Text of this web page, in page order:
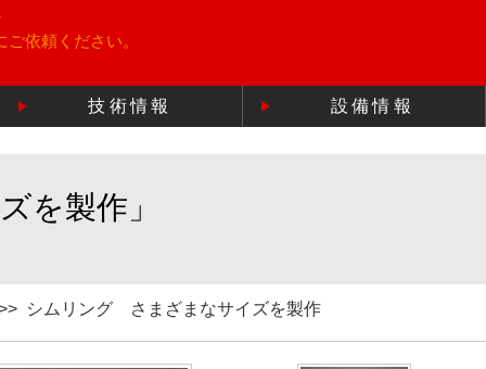
依頼ください。
技術情報 設備情報
を製作」
シムリング さまざまなサイズを製作